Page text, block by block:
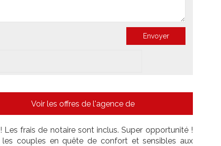
Voir les offres de l'agence de
frais de notaire sont inclus. Super opportunité !
couples en quête de confort et sensibles aux